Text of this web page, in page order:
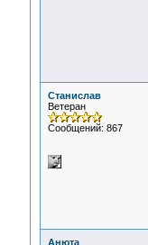
Станислав
Ветеран
Сообщений: 867
Анюта